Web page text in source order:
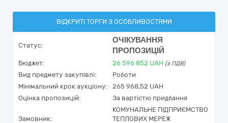
ВІДКРИТІ ТОРГИ З ОСОБЛИВОСТЯМИ
Статус:
ОЧІКУВАННЯ
ПРОПОЗИЦІЙ
Бюджет: 26 596 852 UAH (з ПДВ)
Вид предмету закупівлі:
Роботи
Мінімальний крок аукціону:
265 968,52 UAH
Оцінка пропозицій:
За вартістю придбання
Замовник:
КОМУНАЛЬНЕ ПІДПРИЄМСТВО
ТЕПЛОВИХ МЕРЕЖ